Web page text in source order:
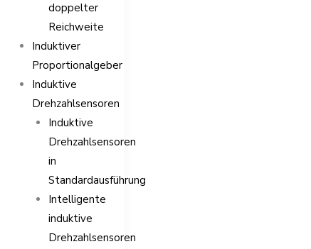
doppelter
Reichweite
Induktiver
Proportionalgeber
Induktive
Drehzahlsensoren
Induktive
Drehzahlsensoren
in
Standardausführung
Intelligente
induktive
Drehzahlsensoren